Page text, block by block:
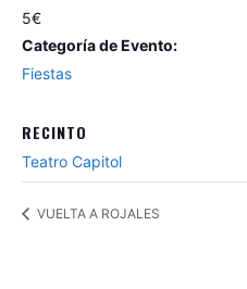
5€
Categoría de Evento:
Fiestas
RECINTO
Teatro Capitol
VUELTA A ROJALES